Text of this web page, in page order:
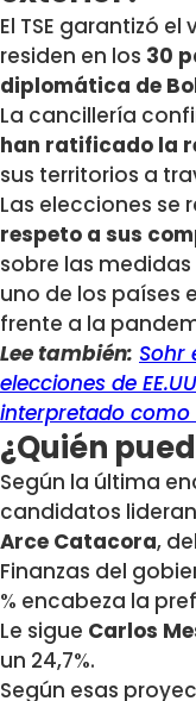
El TSE garantizó
residen en los 30
diplomática de
La cancillería
han ratificado la
sus territorios a
Las elecciones se
respeto a sus
sobre las
uno de los países
frente a la
Lee también: Sohr
elecciones de
interpretado como
¿Quién
Según la última
candidatos
Arce Catacora,
Finanzas del
% encabeza la
Le sigue Carlos
un 24,7%.
Según esas